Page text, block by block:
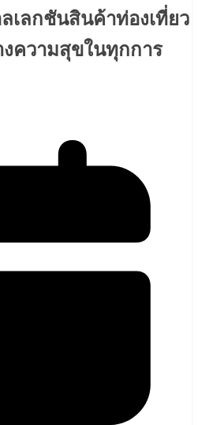
เลกชันสินค้าท่องเที่ยว
ความสุขในทุกการ